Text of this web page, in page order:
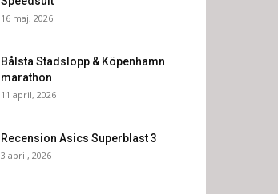
16 maj, 2026
Bålsta Stadslopp & Köpenhamn
marathon
11 april, 2026
Recension Asics Superblast 3
3 april, 2026